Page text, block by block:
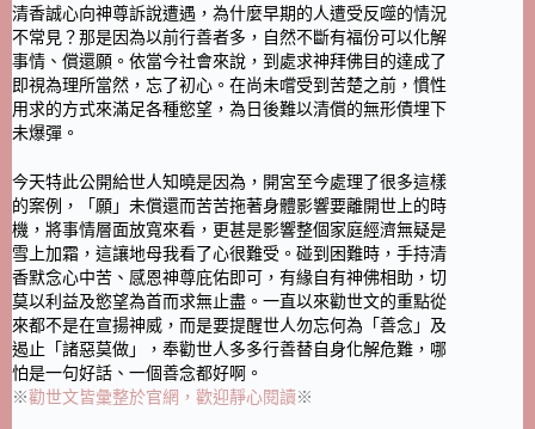
清香誠心向神尊訴說遭遇，為什麼早期的人遭受反噬的情況
不常見？那是因為以前行善者多，自然不斷有福份可以化解
事情、償還願。依當今社會來說，到處求神拜佛目的達成了
即視為理所當然，忘了初心。在尚未嚐受到苦楚之前，慣性
用求的方式來滿足各種慾望，為日後難以清償的無形債埋下
未爆彈。
今天特此公開給世人知曉是因為，開宮至今處理了很多這樣
的案例，「願」未償還而苦苦拖著身體影響要離開世上的時
機，將事情層面放寬來看，更甚是影響整個家庭經濟無疑是
雪上加霜，這讓地母我看了心很難受。碰到困難時，手持清
香默念心中苦、感恩神尊庇佑即可，有緣自有神佛相助，切
莫以利益及慾望為首而求無止盡。一直以來勸世文的重點從
來都不是在宣揚神威，而是要提醒世人勿忘何為「善念」及
遏止「諸惡莫做」，奉勸世人多多行善替自身化解危難，哪
怕是一句好話、一個善念都好啊。
※勸世文皆彙整於官網，歡迎靜心閱讀 ※